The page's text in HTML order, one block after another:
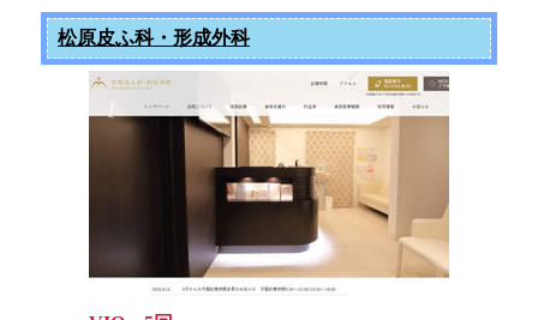
松原皮ふ科・形成外科